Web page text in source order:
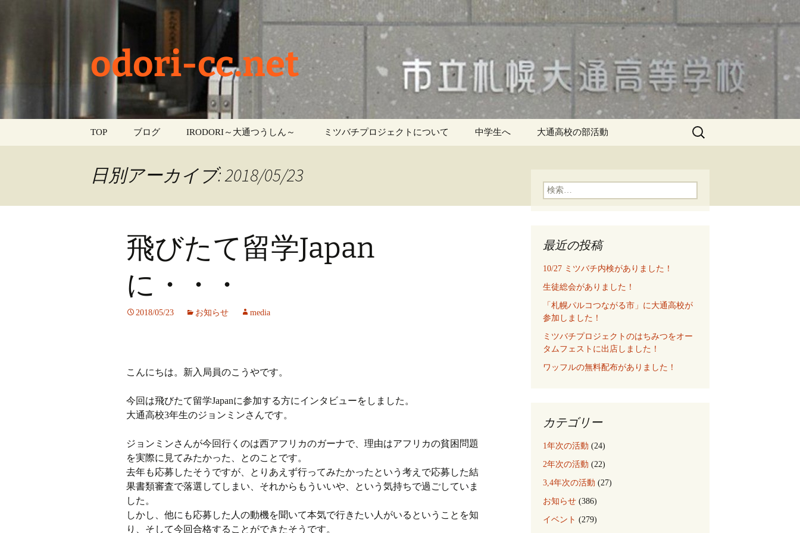
odori-cc.net
TOP ブログ
学校生活
部活動
ラジオ
ミツバチプロジェクト
1年次の活動
2年次の活動
IRODORI～大通つうしん～ ‎ ミツバチプロジェクトについて 中学生へ 大通高校の部活動
検
索:
日別アーカイブ: 2018/05/23
飛びたて留学Japan
に・・・
2018/05/23 お知らせ media
こんにちは。新入局員のこうやです。
今回は飛びたて留学Japanに参加する方にインタビューをしました。
大通高校3年生のジョンミンさんです。
ジョンミンさんが今回行くのは西アフリカのガーナで、理由はアフリカの貧困問題
を実際に見てみたかった、とのことです。
去年も応募したそうですが、とりあえず行ってみたかったという考えで応募した結
果書類審査で落選してしまい、それからもういいや、という気持ちで過ごしていま
した。
しかし、他にも応募した人の動機を聞いて本気で行きたい人がいるということを知
り、そして今回合格することができたそうです。
検
索:
最近の投稿
10/27 ミツバチ内検がありました！
生徒総会がありました！
「札幌パルコつながる市」に大通高校が
参加しました！
ミツバチプロジェクトのはちみつをオー
タムフェストに出店しました！
ワッフルの無料配布がありました！
カテゴリー
1年次の活動 (24)
2年次の活動 (22)
3,4年次の活動 (27)
お知らせ (386)
イベント (279)